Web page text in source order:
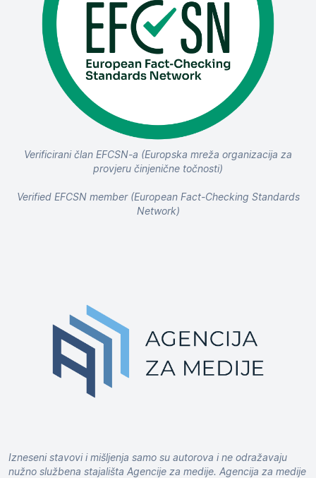
Verificirani član EFCSN-a (Europska mreža organizacija za
provjeru činjenične točnosti)
Verified EFCSN member (European Fact-Checking Standards
Network)
Izneseni stavovi i mišljenja samo su autorova i ne odražavaju
nužno službena stajališta Agencije za medije. Agencija za medije